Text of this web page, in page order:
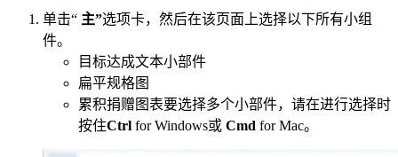
单击“ 主”选项卡，然后在该页面上选择以下所有小组
件。
目标达成文本小部件
扁平规格图
累积捐赠图表要选择多个小部件，请在进行选择时
按住Ctrl for Windows或 Cmd for Mac。